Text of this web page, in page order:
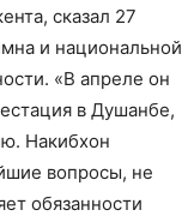
сказал 27
и национальной
«В апреле он
в Душанбе,
Накибхон
вопросы, не
обязанности